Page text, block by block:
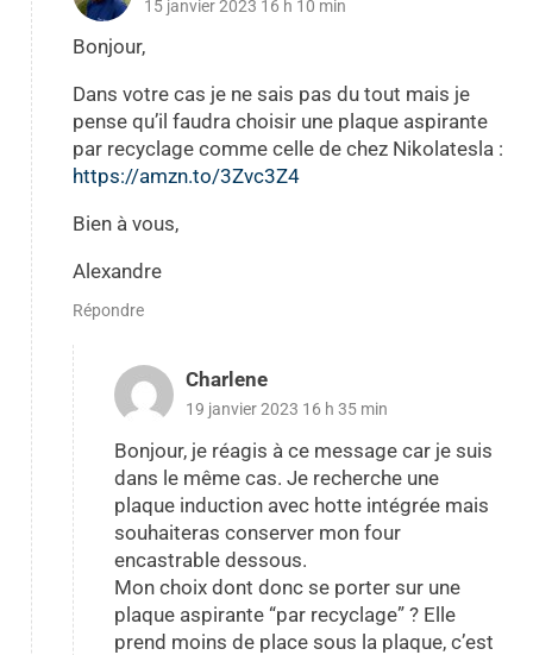
15 janvier 2023 16 h 10 min
Bonjour,
Dans votre cas je ne sais pas du tout mais je
pense qu’il faudra choisir une plaque aspirante
par recyclage comme celle de chez Nikolatesla :
https://amzn.to/3Zvc3Z4
Bien à vous,
Alexandre
Répondre
Charlene
19 janvier 2023 16 h 35 min
Bonjour, je réagis à ce message car je suis
dans le même cas. Je recherche une
plaque induction avec hotte intégrée mais
souhaiteras conserver mon four
encastrable dessous.
Mon choix dont donc se porter sur une
plaque aspirante “par recyclage” ? Elle
prend moins de place sous la plaque, c’est